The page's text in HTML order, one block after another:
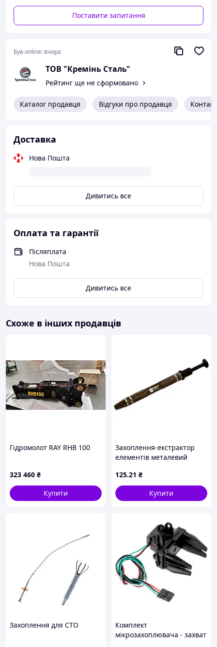
Поставити запитання
Був online: вчора
ТОВ "Кремінь Сталь"
Рейтинг ще не сформовано
Каталог продавця Відгуки про продавця
Доставка
Нова Пошта
Дивитись все
Оплата та гарантії
Післяплата
Нова Пошта
Дивитись все
Схоже в інших продавців
Гідромолот RAY RHB 100
323 460 ₴
Купити
Захоплення-екстрактор
елементів металевий
125.21 ₴
Купити
Захоплення для СТО
Комплект
мікрозахоплювача - захват